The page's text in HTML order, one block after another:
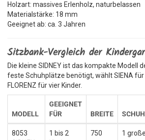
Holzart: massives Erlenholz, naturbelassen
Materialstärke: 18 mm
Geeignet ab: ca. 3 Jahren
Sitzbank-Vergleich der
Die kleine SIDNEY ist das kompakte Modell
feste Schuhplätze benötigt, wählt SIENA für
FLORENZ für vier Kinder.
MODELL
GEEIGNET
FÜR
BREITE
8053
1 bis 2
750
1